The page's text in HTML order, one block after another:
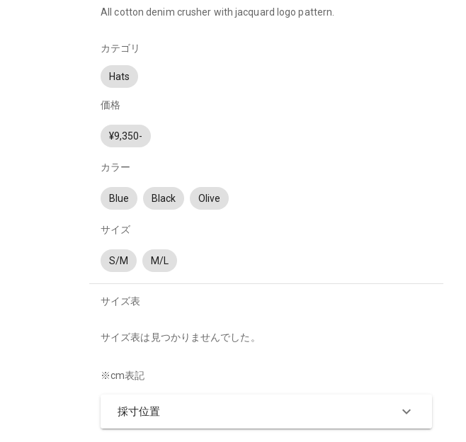
All cotton denim crusher with jacquard logo pattern.
カテゴリ
Hats
価格
¥9,350-
カラー
Blue Black Olive
サイズ
S/M M/L
サイズ表
サイズ表は見つかりませんでした。
※cm表記
採寸位置